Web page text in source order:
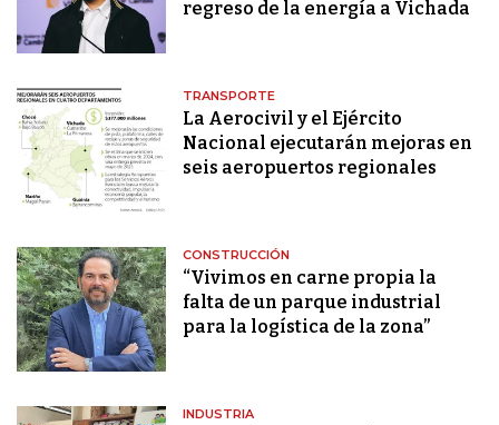
regreso de la energía a Vichada
TRANSPORTE
La Aerocivil y el Ejército
Nacional ejecutarán mejoras en
seis aeropuertos regionales
CONSTRUCCIÓN
“Vivimos en carne propia la
falta de un parque industrial
para la logística de la zona”
INDUSTRIA